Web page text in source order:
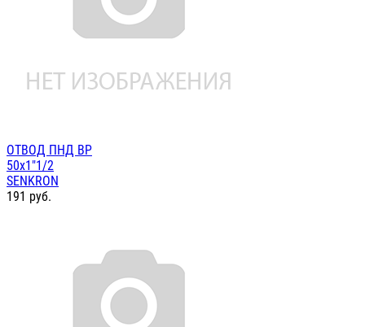
ОТВОД ПНД ВР
50х1"1/2
SENKRON
191 руб.